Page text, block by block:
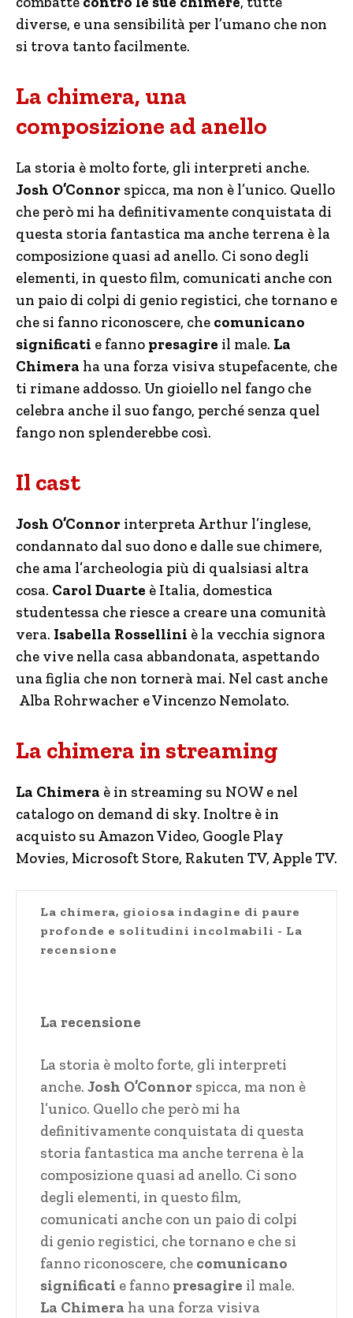
diverse, e una sensibilità per l’umano che non
si trova tanto facilmente.
La chimera, una
composizione ad anello
La storia è molto forte, gli interpreti anche.
Josh O’Connor spicca, ma non è l’unico. Quello
che però mi ha definitivamente conquistata di
questa storia fantastica ma anche terrena è la
composizione quasi ad anello. Ci sono degli
elementi, in questo film, comunicati anche con
un paio di colpi di genio registici, che tornano e
che si fanno riconoscere, che comunicano
significati e fanno presagire il male. La
Chimera ha una forza visiva stupefacente, che
ti rimane addosso. Un gioiello nel fango che
celebra anche il suo fango, perché senza quel
fango non splenderebbe così.
Il cast
Josh O’Connor interpreta Arthur l’inglese,
condannato dal suo dono e dalle sue chimere,
che ama l’archeologia più di qualsiasi altra
cosa. Carol Duarte è Italia, domestica
studentessa che riesce a creare una comunità
vera. Isabella Rossellini è la vecchia signora
che vive nella casa abbandonata, aspettando
una figlia che non tornerà mai. Nel cast anche
Alba Rohrwacher e Vincenzo Nemolato.
La chimera in streaming
La Chimera è in streaming su NOW e nel
catalogo on demand di sky. Inoltre è in
acquisto su Amazon Video, Google Play
Movies, Microsoft Store, Rakuten TV, Apple TV.
La chimera, gioiosa indagine di paure
profonde e solitudini incolmabili - La
recensione
La recensione
La storia è molto forte, gli interpreti
anche. Josh O’Connor spicca, ma non è
l’unico. Quello che però mi ha
definitivamente conquistata di questa
storia fantastica ma anche terrena è la
composizione quasi ad anello. Ci sono
degli elementi, in questo film,
comunicati anche con un paio di colpi
di genio registici, che tornano e che si
fanno riconoscere, che comunicano
significati e fanno presagire il male.
La Chimera ha una forza visiva